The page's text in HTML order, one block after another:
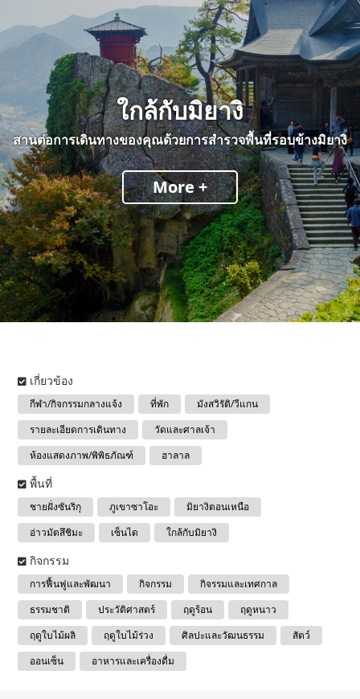
ใกล้กับมิยางิ
สานต่อการเดินทางของคุณด้วยการสำรวจพื้นที่รอบข้างมิยางิ
More +
เกี่ยวข้อง
กีฬา/กิจกรรมกลางแจ้ง ที่พัก
มังสวิรัติ/วีแกน
รายละเอียดการเดินทาง
วัดและศาลเจ้า
ห้องแสดงภาพ/พิพิธภัณฑ์
ฮาลาล
พื้นที่
ชายฝั่งซันริกุ ภูเขาซาโอะ
มิยางิตอนเหนือ
อ่าวมัตสึชิมะ
เซ็นได ใกล้กับมิยางิ
กิจกรรม
การฟื้นฟูและพัฒนา กิจกรรม
กิจรรมและเทศกาล
ธรรมชาติ
ประวัติศาสตร์ ฤดูร้อน
ฤดูหนาว
ฤดูใบไม้ผลิ
ฤดูใบไม้ร่วง ศิลปะและวัฒนธรรม
สัตว์
ออนเซ็น
อาหารและเครื่องดื่ม